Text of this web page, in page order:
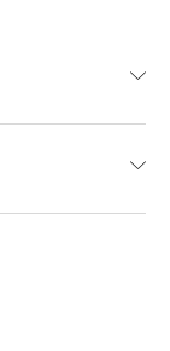
de entrega se